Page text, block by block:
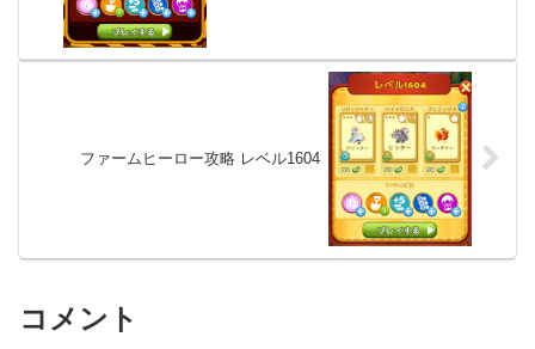
ファームヒーロー攻略 レベル1604
コメント